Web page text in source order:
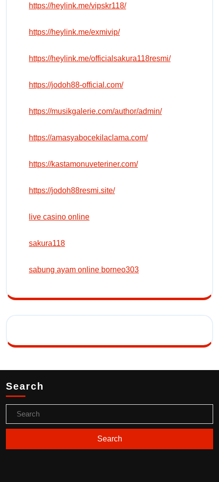
https://heylink.me/vipskr118/
https://heylink.me/exmivip/
https://heylink.me/officialsakura118resmi/
https://jodoh88-official.com/
https://musikgalerie.com/author/admin/
https://amasyabocekilaclama.com/
https://kastamonuveteriner.com/
https://jodoh88resmi.site/
live casino online
sakura118
sabung ayam online borneo303
Search